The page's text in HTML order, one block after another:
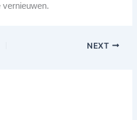
vernieuwen.
NEXT